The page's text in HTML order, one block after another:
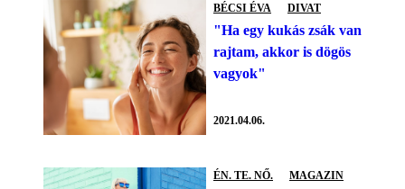
BÉCSI ÉVA DIVAT
"Ha egy kukás zsák van
rajtam, akkor is dögös
vagyok"
2021.04.06.
ÉN. TE. NŐ. MAGAZIN